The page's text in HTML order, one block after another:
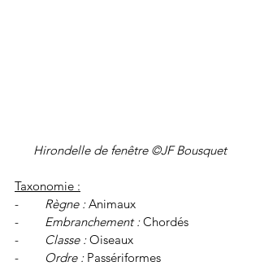
Hirondelle de fenêtre ©JF Bousquet
Taxonomie :
- Règne : Animaux
- Embranchement : Chordés
-
Classe : Oiseaux
-
Ordre : Passériformes